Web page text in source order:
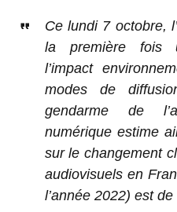
Ce lundi 7 octobre,
la première fois
l’impact
modes de
gendarme de
numérique estime
sur le changement
audiovisuels en
l’année 2022) est